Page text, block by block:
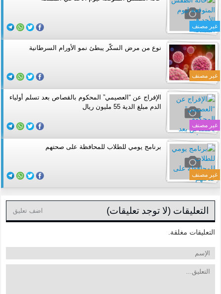
غير مصنف
غير مصنف
نوع من مرض السكّر يبطئ نمو الأورام السرطانية
غير مصنف
الإفراج عن “العصيمي” المحكوم بالقصاص بعد تسلم أولياء
الدم مبلغ الدية 55 مليون ريال
غير مصنف
برنامج يومي للطلاب للمحافظة على صحتهم
التعليقات (لا توجد تعليقات) اضف تعليق
التعليقات مغلقة.